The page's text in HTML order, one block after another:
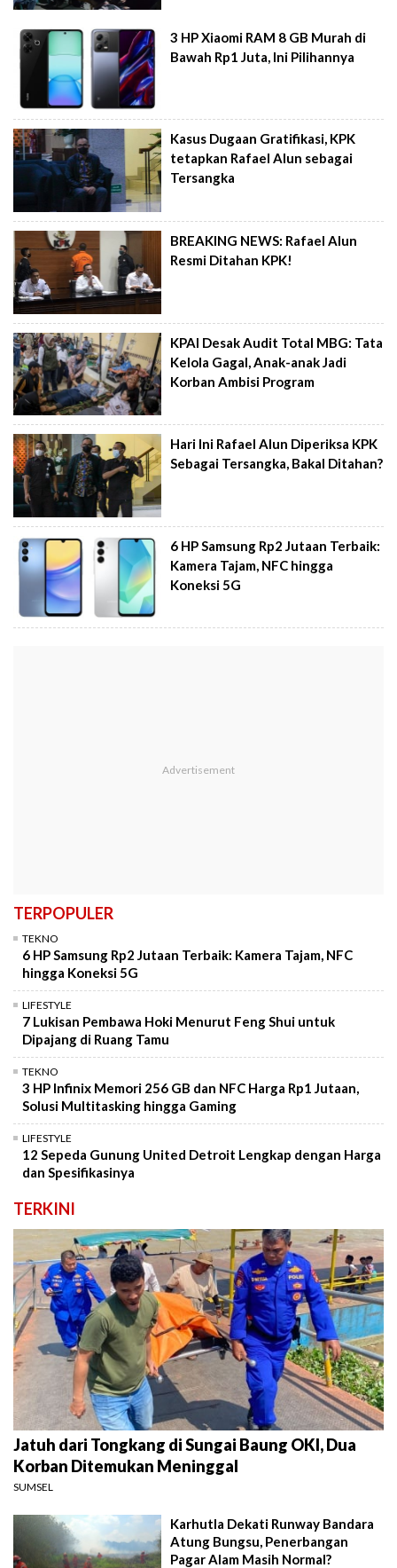
3 HP Xiaomi RAM 8 GB Murah di
Bawah Rp1 Juta, Ini Pilihannya
Kasus Dugaan Gratifikasi, KPK
tetapkan Rafael Alun sebagai
Tersangka
BREAKING NEWS: Rafael Alun
Resmi Ditahan KPK!
KPAI Desak Audit Total MBG: Tata
Kelola Gagal, Anak-anak Jadi
Korban Ambisi Program
Hari Ini Rafael Alun Diperiksa KPK
Sebagai Tersangka, Bakal Ditahan?
6 HP Samsung Rp2 Jutaan Terbaik:
Kamera Tajam, NFC hingga
Koneksi 5G
TERPOPULER
TEKNO
6 HP Samsung Rp2 Jutaan Terbaik: Kamera Tajam, NFC
hingga Koneksi 5G
LIFESTYLE
7 Lukisan Pembawa Hoki Menurut Feng Shui untuk
Dipajang di Ruang Tamu
TEKNO
3 HP Infinix Memori 256 GB dan NFC Harga Rp1 Jutaan,
Solusi Multitasking hingga Gaming
LIFESTYLE
12 Sepeda Gunung United Detroit Lengkap dengan Harga
dan Spesifikasinya
TERKINI
Jatuh dari Tongkang di Sungai Baung OKI, Dua
Korban Ditemukan Meninggal
SUMSEL
Karhutla Dekati Runway Bandara
Atung Bungsu, Penerbangan
Pagar Alam Masih Normal?